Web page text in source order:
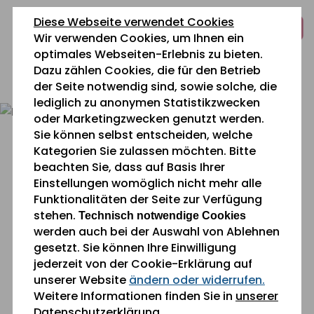
Diese Webseite verwendet Cookies
Wir verwenden Cookies, um Ihnen ein
optimales Webseiten-Erlebnis zu bieten.
Dazu zählen Cookies, die für den Betrieb
der Seite notwendig sind, sowie solche, die
lediglich zu anonymen Statistikzwecken
oder Marketingzwecken genutzt werden.
Sie können selbst entscheiden, welche
Kategorien Sie zulassen möchten. Bitte
beachten Sie, dass auf Basis Ihrer
Einstellungen womöglich nicht mehr alle
Funktionalitäten der Seite zur Verfügung
stehen. Technisch notwendige Cookies
werden auch bei der Auswahl von Ablehnen
gesetzt. Sie können Ihre Einwilligung
jederzeit von der Cookie-Erklärung auf
unserer Website ändern oder widerrufen.
Weitere Informationen finden Sie in unserer
zum
Inhalt
springen
zur
Navigation
springen
zum
Fußbereich
springen
0 26 42 40 60
Sie befinden sich gerade hier:
Koch/Köchin
Als Koch/Köchin bereitest du unterschiedliche
Gerichte zu und kümmerst dich um die